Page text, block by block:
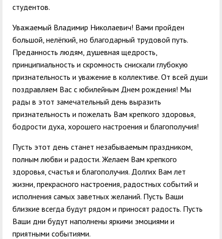
студентов.
Уважаемый Владимир Николаевич! Вами пройден
большой, нелёгкий, но благодарный трудовой путь.
Преданность людям, душевная щедрость,
принципиальность и скромность снискали глубокую
признательность и уважение в коллективе. От всей души
поздравляем Вас с юбилейным Днем рождения! Мы
рады в этот замечательный день выразить
признательность и пожелать Вам крепкого здоровья,
бодрости духа, хорошего настроения и благополучия!
Пусть этот день станет незабываемым праздником,
полным любви и радости. Желаем Вам крепкого
здоровья, счастья и благополучия. Долгих Вам лет
жизни, прекрасного настроения, радостных событий и
исполнения самых заветных желаний. Пусть Ваши
близкие всегда будут рядом и приносят радость. Пусть
Ваши дни будут наполнены яркими эмоциями и
приятными событиями.